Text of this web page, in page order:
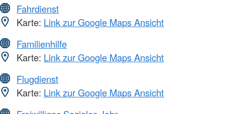
Fahrdienst
Karte: Link zur Google Maps Ansicht
Familienhilfe
Karte: Link zur Google Maps Ansicht
Flugdienst
Karte: Link zur Google Maps Ansicht